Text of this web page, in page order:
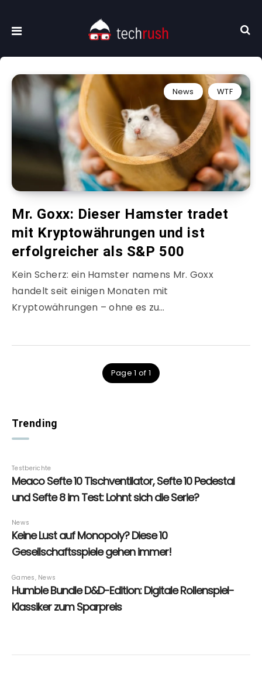
News WTF
Mr. Goxx: Dieser Hamster tradet
mit Kryptowährungen und ist
erfolgreicher als S&P 500
Kein Scherz: ein Hamster namens Mr. Goxx
handelt seit einigen Monaten mit
Kryptowährungen – ohne es zu…
Page 1 of 1
Trending